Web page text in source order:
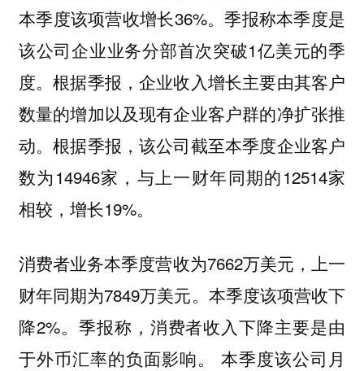
本季度该项营收增长36%。季报称本季度是
该公司企业业务分部首次突破1亿美元的季
度。根据季报，企业收入增长主要由其客户
数量的增加以及现有企业客户群的净扩张推
动。根据季报，该公司截至本季度企业客户
数为14946家，与上一财年同期的12514家
相较，增长19%。
消费者业务本季度营收为7662万美元，上一
财年同期为7849万美元。本季度该项营收下
降2%。季报称，消费者收入下降主要是由
于外币汇率的负面影响。 本季度该公司月